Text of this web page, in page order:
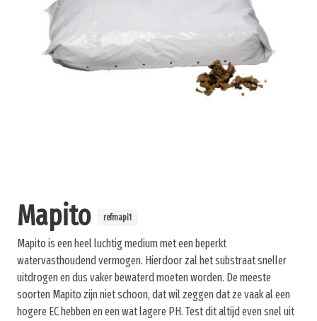
Mapito refmapi1
Mapito is een heel luchtig medium met een beperkt
watervasthoudend vermogen. Hierdoor zal het substraat sneller
uitdrogen en dus vaker bewaterd moeten worden. De meeste
soorten Mapito zijn niet schoon, dat wil zeggen dat ze vaak al een
hogere EC hebben en een wat lagere PH. Test dit altijd even snel uit